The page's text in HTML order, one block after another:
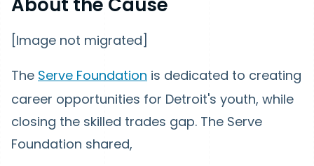
[Image not migrated]
The Serve Foundation is dedicated to creating
career opportunities for Detroit's youth, while
closing the skilled trades gap. The Serve
Foundation shared,